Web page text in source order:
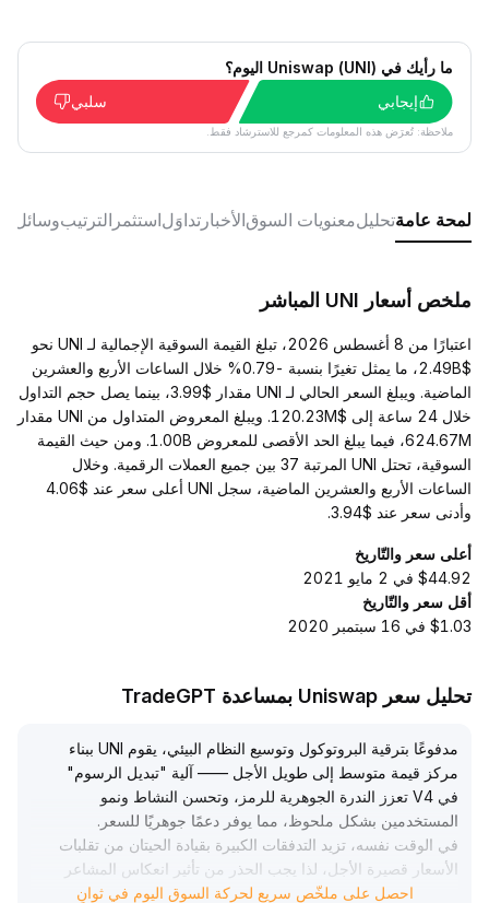
ما رأيك في Uniswap (UNI) اليوم؟
إيجابي
سلبي
ملاحظة: تُعرَض هذه المعلومات كمرجع للاسترشاد فقط.
لمحة عامةتحليلمعنويات السوقالأخبار تداوَلاستثمر الترتيبوسائل
ملخص أسعار UNI المباشر
اعتبارًا من 8 أغسطس 2026، تبلغ القيمة السوقية الإجمالية لـ UNI نحو
$2.49B، ما يمثل تغيرًا بنسبة -0.79% خلال الساعات الأربع والعشرين
الماضية. ويبلغ السعر الحالي لـ UNI مقدار $3.99، بينما يصل حجم التداول
خلال 24 ساعة إلى $120.23M. ويبلغ المعروض المتداول من UNI مقدار
624.67M، فيما يبلغ الحد الأقصى للمعروض 1.00B. ومن حيث القيمة
السوقية، تحتل UNI المرتبة 37 بين جميع العملات الرقمية. وخلال
الساعات الأربع والعشرين الماضية، سجل UNI أعلى سعر عند $4.06
وأدنى سعر عند $3.94.
أعلى سعر والتّاريخ
$44.92 في 2 مايو 2021
أقل سعر والتّاريخ
$1.03 في 16 سبتمبر 2020
تحليل سعر Uniswap بمساعدة TradeGPT
مدفوعًا بترقية البروتوكول وتوسيع النظام البيئي، يقوم UNI ببناء
مركز قيمة متوسط إلى طويل الأجل —— آلية "تبديل الرسوم"
في V4 تعزز الندرة الجوهرية للرمز، وتحسن النشاط ونمو
المستخدمين بشكل ملحوظ، مما يوفر دعمًا جوهريًا للسعر .
في الوقت نفسه، تزيد التدفقات الكبيرة بقيادة الحيتان من تقلبات
الأسعار قصيرة الأجل، لذا يجب الحذر من تأثير انعكاس المشاعر
في تكبير مخاطر التصحيح .
احصل على ملخّص سريع لحركة السوق اليوم في ثوانٍ